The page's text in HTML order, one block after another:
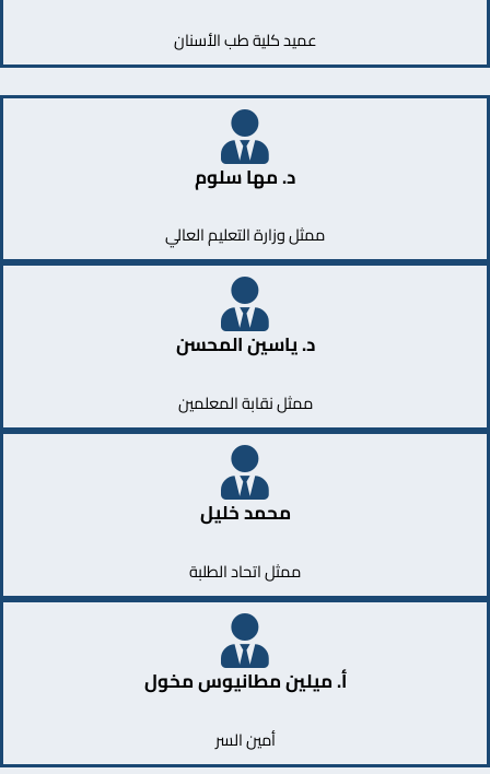
عميد كلية طب الأسنان
د. مها سلوم
ممثل وزارة التعليم العالي
د. ياسين المحسن
ممثل نقابة المعلمين
محمد خليل
ممثل اتحاد الطلبة
أ. ميلين مطانيوس مخول
أمين السر